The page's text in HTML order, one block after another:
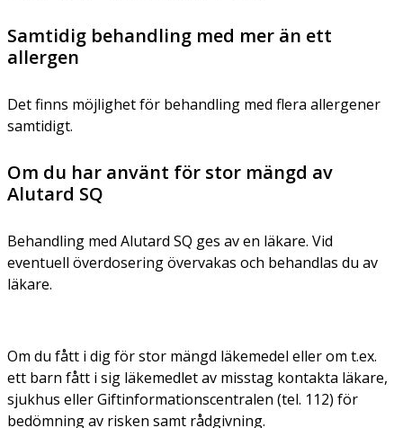
Samtidig behandling med mer än ett
allergen
Det finns möjlighet för behandling med flera allergener
samtidigt.
Om du har använt för stor mängd av
Alutard SQ
Behandling med Alutard SQ ges av en läkare. Vid
eventuell överdosering övervakas och behandlas du av
läkare.
Om du fått i dig för stor mängd läkemedel eller om t.ex.
ett barn fått i sig läkemedlet av misstag kontakta läkare,
sjukhus eller Giftinformationscentralen (tel. 112) för
bedömning av risken samt rådgivning.